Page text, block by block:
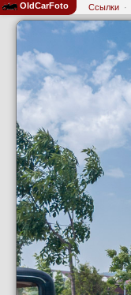
OldCarFoto Ссылки ·